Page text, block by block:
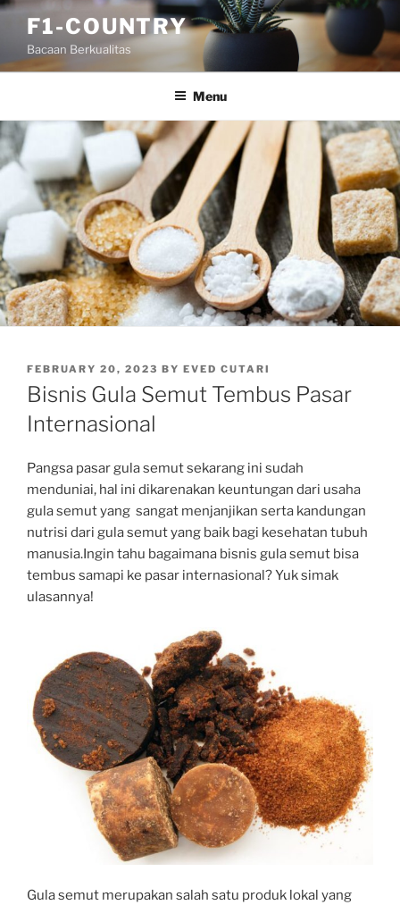
Skip
content
F1-COUNTRY
Bacaan Berkualitas
Menu
POSTED
ON
FEBRUARY 20, 2023 BY EVED CUTARI
Bisnis Gula Semut Tembus Pasar
Internasional
Pangsa pasar gula semut sekarang ini sudah
menduniai, hal ini dikarenakan keuntungan dari usaha
gula semut yang sangat menjanjikan serta kandungan
nutrisi dari gula semut yang baik bagi kesehatan tubuh
manusia.Ingin tahu bagaimana bisnis gula semut bisa
tembus samapi ke pasar internasional? Yuk simak
ulasannya!
Gula semut merupakan salah satu produk lokal yang